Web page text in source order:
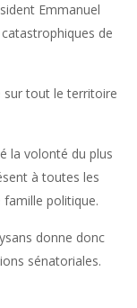
Emmanuel
de
sur tout le territoire
la volonté du plus
à toutes les
politique.
donne donc
sénatoriales.